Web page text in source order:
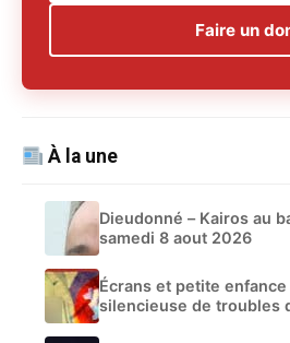
Faire un
À la une
Dieudonné – Kairos au
samedi 8 aout 2026
Écrans et petite
silencieuse de troubles